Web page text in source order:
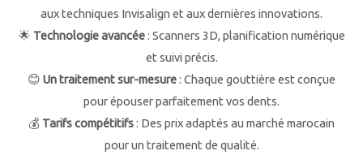
aux techniques Invisalign et aux dernières innovations.
🌟 Technologie avancée: Scanners 3D, planification numérique
et suivi précis.
😊 Un traitement sur-mesure: Chaque gouttière est conçue
pour épouser parfaitement vos dents.
💰 Tarifs compétitifs: Des prix adaptés au marché marocain
pour un traitement de qualité.